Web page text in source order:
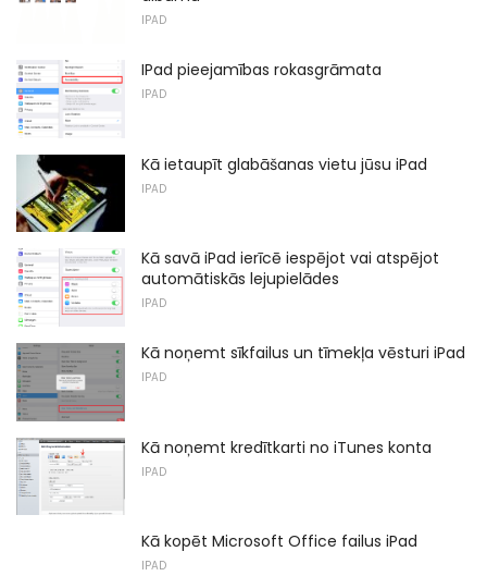
IPAD
IPad pieejamības rokasgrāmata
IPAD
Kā ietaupīt glabāšanas vietu jūsu iPad
IPAD
Kā savā iPad ierīcē iespējot vai atspējot
automātiskās lejupielādes
IPAD
Kā noņemt sīkfailus un tīmekļa vēsturi iPad
IPAD
Kā noņemt kredītkarti no iTunes konta
IPAD
Kā kopēt Microsoft Office failus iPad
IPAD